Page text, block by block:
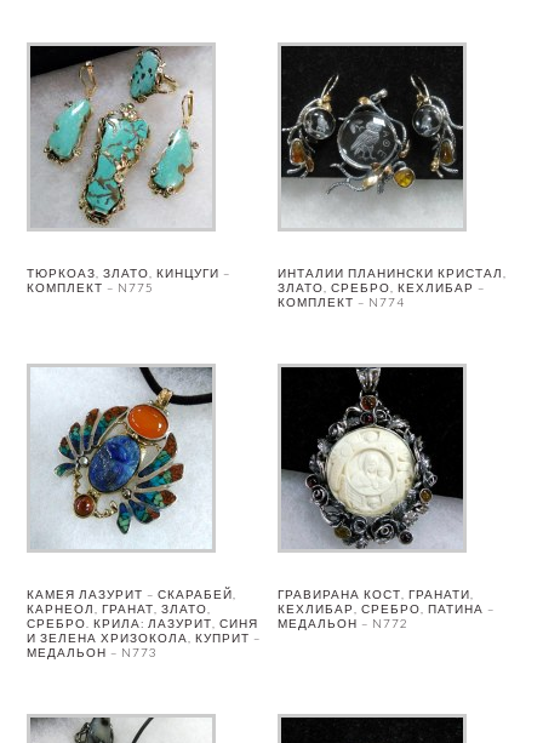
ТЮРКОАЗ, ЗЛАТО, КИНЦУГИ –
КОМПЛЕКТ – N775
ИНТАЛИИ ПЛАНИНСКИ КРИСТАЛ,
ЗЛАТО, СРЕБРО, КЕХЛИБАР –
КОМПЛЕКТ – N774
КАМЕЯ ЛАЗУРИТ – СКАРАБЕЙ,
КАРНЕОЛ, ГРАНАТ, ЗЛАТО,
СРЕБРО. КРИЛА: ЛАЗУРИТ, СИНЯ
И ЗЕЛЕНА ХРИЗОКОЛА, КУПРИТ –
МЕДАЛЬОН – N773
ГРАВИРАНА КОСТ, ГРАНАТИ,
КЕХЛИБАР, СРЕБРО, ПАТИНА –
МЕДАЛЬОН – N772